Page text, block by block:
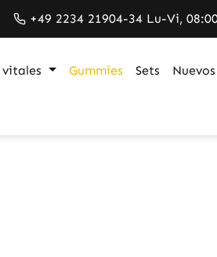
+49 2234 21904-34 Lu-Vi,
vitales Gummies Sets Nuevos